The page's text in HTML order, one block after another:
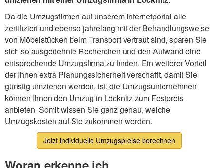
Da die Umzugsfirmen auf unserem Internetportal alle
zertifiziert und ebenso jahrelang mit der Behandlungsweise
von Möbelstücken beim Transport vertraut sind, sparen Sie
sich so ausgedehnte Recherchen und den Aufwand eine
entsprechende Umzugsfirma zu finden. Ein weiterer Vorteil
der Ihnen extra Planungssicherheit verschafft, damit Sie
günstig umziehen werden, ist, die Umzugsunternehmen
können Ihnen den Umzug in Löcknitz zum Festpreis
anbieten. Somit wissen Sie ganz genau, welche
Umzugskosten auf Sie zukommen werden.
Jetzt individuelle Umzugspreise berechnen
Woran erkenne ich